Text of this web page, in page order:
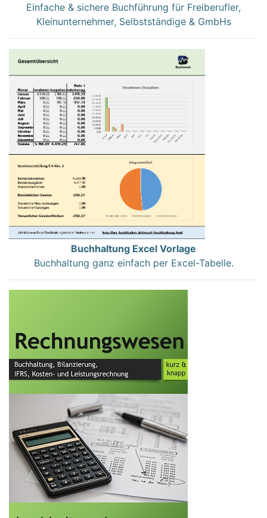
Einfache & sichere Buchführung für Freiberufler,
Kleinunternehmer, Selbstständige & GmbHs
Buchhaltung Excel Vorlage
Buchhaltung ganz einfach per Excel-Tabelle.